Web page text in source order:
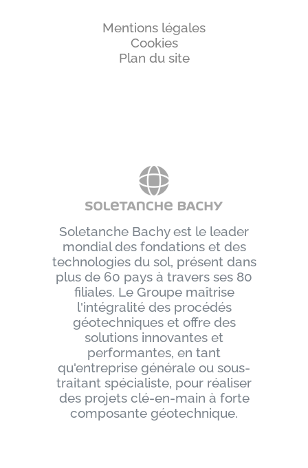
Mentions légales
Cookies
Plan du site
Soletanche Bachy est le leader
mondial des fondations et des
technologies du sol, présent dans
plus de 60 pays à travers ses 80
filiales. Le Groupe maîtrise
l'intégralité des procédés
géotechniques et offre des
solutions innovantes et
performantes, en tant
qu'entreprise générale ou sous-
traitant spécialiste, pour réaliser
des projets clé-en-main à forte
composante géotechnique.